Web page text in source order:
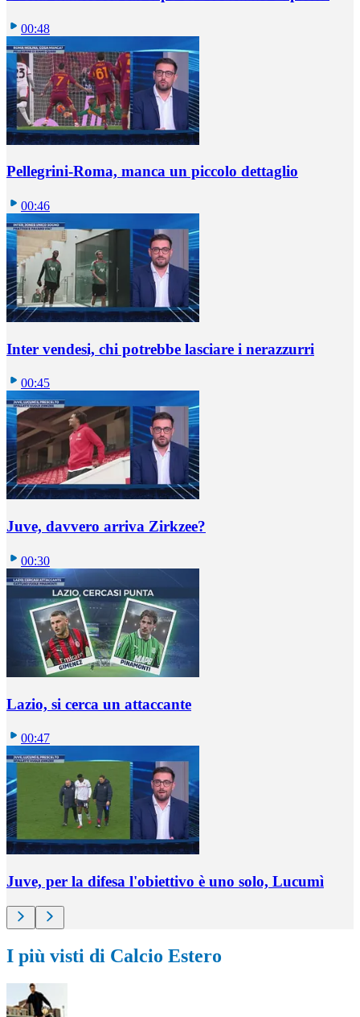
00:48
Pellegrini-Roma, manca un piccolo dettaglio
00:46
Inter vendesi, chi potrebbe lasciare i nerazzurri
00:45
Juve, davvero arriva Zirkzee?
00:30
Lazio, si cerca un attaccante
00:47
Juve, per la difesa l'obiettivo è uno solo, Lucumì
I più visti di Calcio Estero